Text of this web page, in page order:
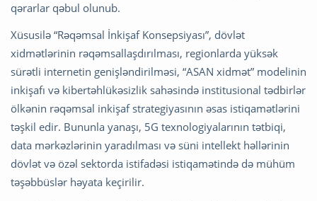
qərarlar qəbul olunub.
Xüsusilə “Rəqəmsal İnkişaf Konsepsiyası”, dövlət
xidmətlərinin rəqəmsallaşdırılması, regionlarda yüksək
sürətli internetin genişləndirilməsi, “ASAN xidmət” modelinin
inkişafı və kibertəhlükəsizlik sahəsində institusional tədbirlər
ölkənin rəqəmsal inkişaf strategiyasının əsas istiqamətlərini
təşkil edir. Bununla yanaşı, 5G texnologiyalarının tətbiqi,
data mərkəzlərinin yaradılması və süni intellekt həllərinin
dövlət və özəl sektorda istifadəsi istiqamətində də mühüm
təşəbbüslər həyata keçirilir.